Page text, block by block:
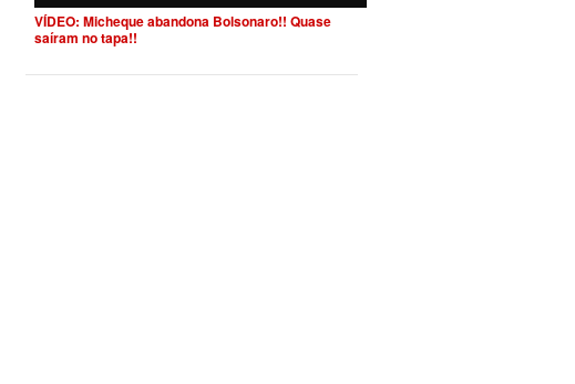
VÍDEO: Micheque abandona Bolsonaro!! Quase
saíram no tapa!!